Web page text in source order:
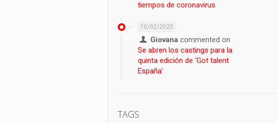
tiempos de coronavirus
10/02/2020
Giovana commented on
Se abren los castings para la
quinta edición de ‘Got talent
España’
TAGS